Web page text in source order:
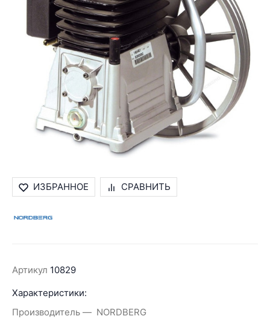
ИЗБРАННОЕ СРАВНИТЬ
Артикул 10829
Характеристики:
Производитель
NORDBERG